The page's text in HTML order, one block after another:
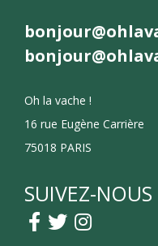
Oh la vache !
16 rue Eugène Carrière
75018 PARIS
SUIVEZ-NOUS